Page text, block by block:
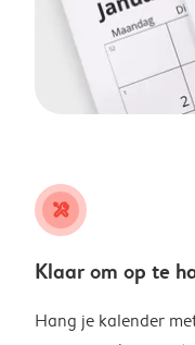
tools
Klaar om op te
Hang je kalender